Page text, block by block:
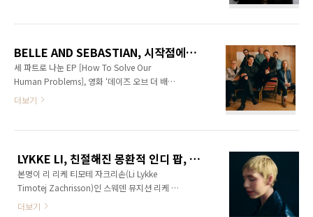
튜디오를 체험하며 ‘기타 중심의 앨범’을 향한 열
Love](2009)로 인디 신에서 데뷔했고, [Are We
There](2014)까지 총 4장의 앨범을 발표하며
꾸준히 평단의 찬사 속에 지명도를 쌓았다. 몇 년
간 음악에서 벗어나 연기와 학업을 하며 충전의
Tomorrow](2019)를 통해 기타 중심의 포크
BELLE AND SEBASTIAN, 시작점에서 찾은 아름다운 일상
세 파트로 나눈 EP [How To Solve Our
Human Problems], 영화 ‘데이즈 오브 더 배그
놀드 썸머(Days Of The Bagnold Summer)’
의 로스앤젤레스행까지 가로막혔다. 2020년 12
월에 재회한 밴드는 월드 투어에서 선곡한 라이
브 앨범 [What To Look For In Summer]
(2020)를 발매했고, 작업 방향을 선회하기로 했
더보기
LYKKE LI, 친절해진 몽환적 인디 팝, 예술적 영상과 결합하다
본명이 리 리케 티모테 자크리손(Li Lykke
Timotej Zachrisson)인 스웨덴 뮤지션 리케 리
는 뮤지션과 사진사 부부의 딸로 태어나 어린 시
더보기